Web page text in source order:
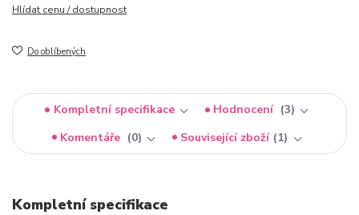
Hlídat cenu / dostupnost
Do oblíbených
Kompletní specifikace Hodnocení
3
Komentáře
0 Související zboží 1
Kompletní specifikace